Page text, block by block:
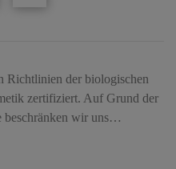
Richtlinien der biologischen
zertifiziert. Auf Grund der
beschränken wir uns…